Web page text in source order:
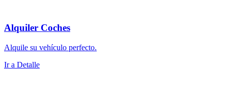
Alquiler Coches
Alquile su vehículo perfecto.
Ir a Detalle